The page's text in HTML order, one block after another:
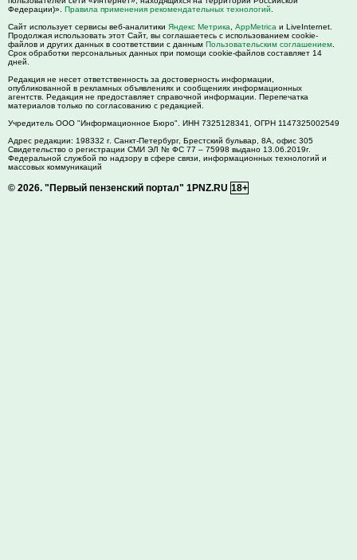
Федерации)». Правила применения рекомендательных технологий
Сайт использует сервисы веб-аналитики Яндекс Метрика AppMetrica и LiveInternet.
Продолжая использовать этот Сайт, вы соглашаетесь с использованием cookie-
файлов и других данных в соответствии с данным Пользовательским соглашением
Срок обработки персональных данных при помощи cookie-файлов составляет 14
дней.
Редакция не несет ответственность за достоверность информации,
опубликованной в рекламных объявлениях и сообщениях информационных
агентств. Редакция не предоставляет справочной информации. Перепечатка
материалов только по согласованию с редакцией.
Учредитель ООО "Информационное Бюро". ИНН 7325128341, ОГРН 1147325002549
Адрес редакции: 198332 г. Санкт-Петербург, Брестский бульвар, 8А, офис 305
Свидетельство о регистрации СМИ ЭЛ № ФС 77 – 75998 выдано 13.06.2019г.
Федеральной службой по надзору в сфере связи, информационных технологий и
массовых коммуникаций
© 2026. "Первый пензенский портал" 1PNZ.RU 18+